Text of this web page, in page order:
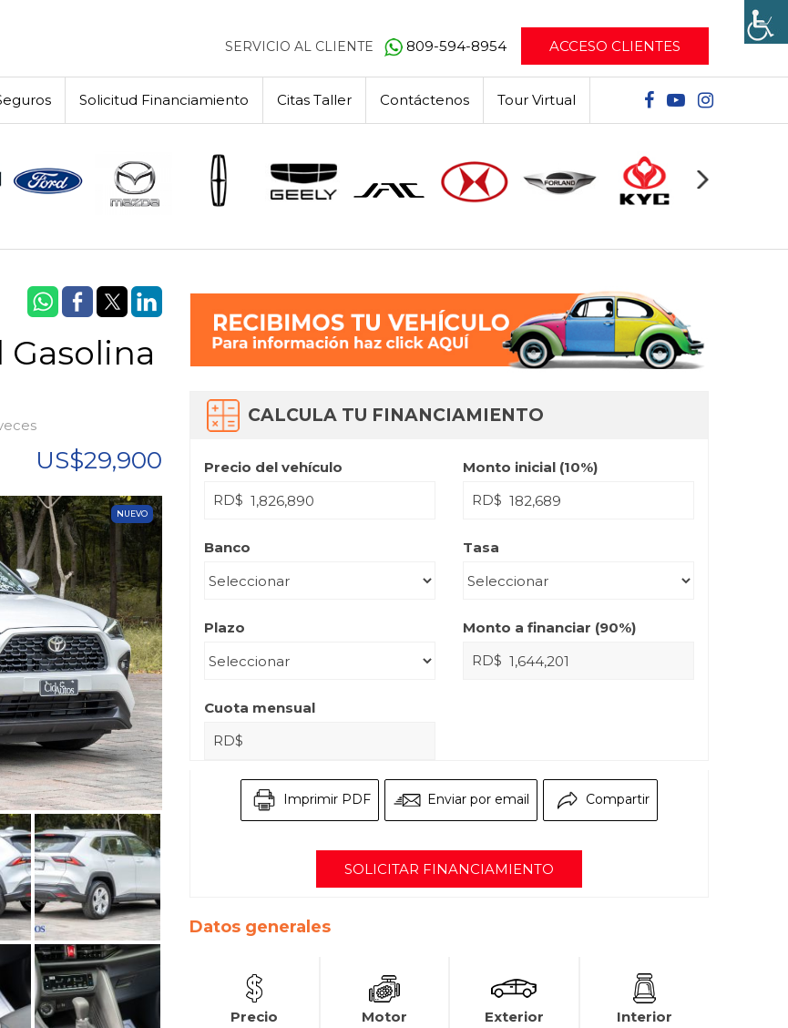
SERVICIO AL CLIENTE 809-594-8954 ACCESO CLIENTES
Solicitud Financiamiento Citas Taller Contáctenos Tour Virtual
Gasolina
US$29,900
NUEVO
CALCULA TU FINANCIAMIENTO
Precio del vehículo
RD$
Monto inicial (10%)
RD$
Banco Tasa
Plazo Monto a financiar (90%)
RD$
Cuota mensual
RD$
Imprimir PDF Enviar por email Compartir
SOLICITAR FINANCIAMIENTO
Datos generales
Precio
Motor
Exterior
Interior